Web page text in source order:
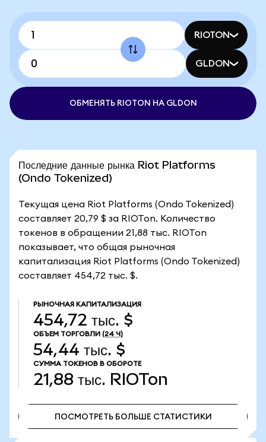
RIOTON
GLDON
ОБМЕНЯТЬ RIOTON НА GLDON
Последние данные рынка Riot Platforms
(Ondo Tokenized)
Текущая цена Riot Platforms (Ondo Tokenized)
составляет 20,79 $ за RIOTon. Количество
токенов в обращении 21,88 тыс. RIOTon
показывает, что общая рыночная
капитализация Riot Platforms (Ondo Tokenized)
составляет 454,72 тыс. $.
РЫНОЧНАЯ КАПИТАЛИЗАЦИЯ
454,72 тыс. $
ОБЪЕМ ТОРГОВЛИ (24 Ч)
54,44 тыс. $
СУММА ТОКЕНОВ В ОБОРОТЕ
21,88 тыс. RIOTon
ПОСМОТРЕТЬ БОЛЬШЕ СТАТИСТИКИ